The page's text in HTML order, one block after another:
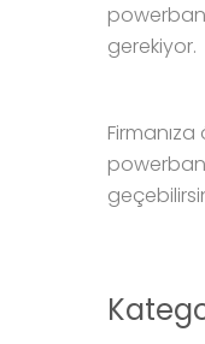
gerekiyor.
Firmanıza